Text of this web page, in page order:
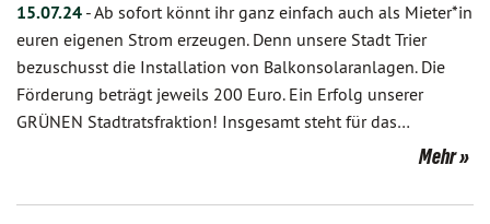
15.07.24 -Ab sofort könnt ihr ganz einfach auch als Mieter*in
euren eigenen Strom erzeugen. Denn unsere Stadt Trier
bezuschusst die Installation von Balkonsolaranlagen. Die
Förderung beträgt jeweils 200 Euro. Ein Erfolg unserer
GRÜNEN Stadtratsfraktion! Insgesamt steht für das…
Mehr